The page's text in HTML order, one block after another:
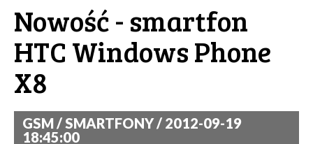
Nowość - smartfon
HTC Windows Phone
X8
GSM / SMARTFONY / 2012-09-19
18:45:00